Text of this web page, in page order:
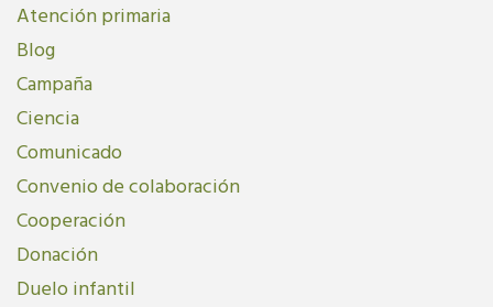
Atención primaria
Blog
Campaña
Ciencia
Comunicado
Convenio de colaboración
Cooperación
Donación
Duelo infantil